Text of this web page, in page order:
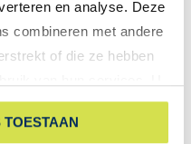
en analyse. Deze
combineren met andere
of die ze hebben
als u onze website blijft